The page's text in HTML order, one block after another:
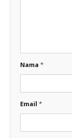
Nama *
Email *